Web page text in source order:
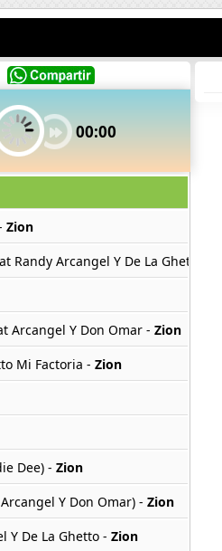
00:00
Zion
Randy Arcangel Y De La Ghetto -
Arcangel Y Don Omar - Zion
Mi Factoria - Zion
Dee) - Zion
Y Don Omar) - Zion
Y De La Ghetto - Zion